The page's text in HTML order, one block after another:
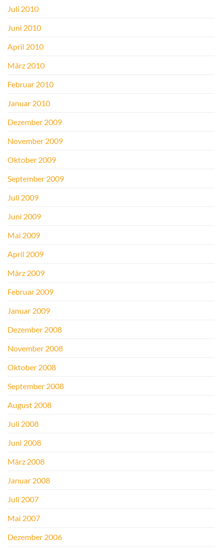
Juli 2010
Juni 2010
April 2010
März 2010
Februar 2010
Januar 2010
Dezember 2009
November 2009
Oktober 2009
September 2009
Juli 2009
Juni 2009
Mai 2009
April 2009
März 2009
Februar 2009
Januar 2009
Dezember 2008
November 2008
Oktober 2008
September 2008
August 2008
Juli 2008
Juni 2008
März 2008
Januar 2008
Juli 2007
Mai 2007
Dezember 2006